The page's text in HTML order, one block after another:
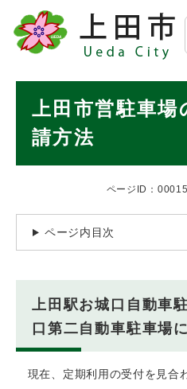
メニューを飛
上田市営駐車場
請方法
ページID：
ページ内目次
上田駅お城口自動車
口第二自動車駐車場
現在、定期利用の受付を見合